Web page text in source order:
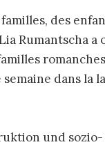
des
Rumantscha a
dans la
und